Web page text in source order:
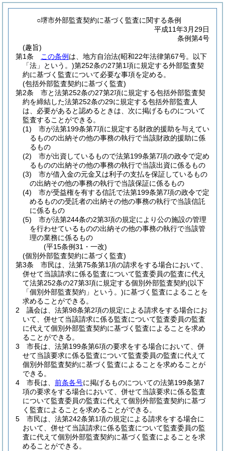
○堺市外部監査契約に基づく監査に関する条例
平成11年3月29日
条例第4号
(趣旨)
第1条
この条例 は、地方自治法(昭和22年法律第67号。以下
「法」という。)第252条の27第1項に規定する外部監査契
約に基づく監査について必要な事項を定める。
(包括外部監査契約に基づく監査)
第2条
市と法第252条の27第2項に規定する包括外部監査契
約を締結した法第252条の29に規定する包括外部監査人
は、必要があると認めるときは、次に掲げるものについて
監査することができる。
(1)
市が法第199条第7項に規定する財政的援助を与えてい
るものの出納その他の事務の執行で当該財政的援助に係
るもの
(2)
市が出資しているもので法第199条第7項の政令で定め
るものの出納その他の事務の執行で当該出資に係るもの
(3)
市が借入金の元金又は利子の支払を保証しているもの
の出納その他の事務の執行で当該保証に係るもの
(4)
市が受益権を有する信託で法第199条第7項の政令で定
めるものの受託者の出納その他の事務の執行で当該信託
に係るもの
(5)
市が法第244条の2第3項の規定により公の施設の管理
を行わせているものの出納その他の事務の執行で当該管
理の業務に係るもの
(平15条例31・一改)
(個別外部監査契約に基づく監査)
第3条
市民は、法第75条第1項の請求をする場合において、
併せて当該請求に係る監査について監査委員の監査に代え
て法第252条の27第3項に規定する個別外部監査契約(以下
「個別外部監査契約」という。)に基づく監査によることを
求めることができる。
2
議会は、法第98条第2項の規定による請求をする場合にお
いて、併せて当該請求に係る監査について監査委員の監査
に代えて個別外部監査契約に基づく監査によることを求め
ることができる。
3
市長は、法第199条第6項の要求をする場合において、併
せて当該要求に係る監査について監査委員の監査に代えて
個別外部監査契約に基づく監査によることを求めることが
できる。
4
市長は、 前条各号に掲げるものについての法第199条第7
項の要求をする場合において、併せて当該要求に係る監査
について監査委員の監査に代えて個別外部監査契約に基づ
く監査によることを求めることができる。
5
市民は、法第242条第1項の規定による請求をする場合に
おいて、併せて当該請求に係る監査について監査委員の監
査に代えて個別外部監査契約に基づく監査によることを求
めることができる。